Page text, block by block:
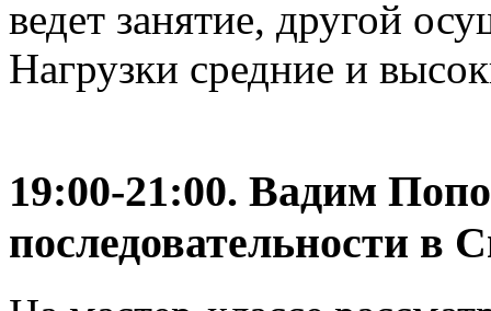
ведет занятие, другой
Нагрузки средние и
19:00-21:00. Вадим
последовательности в